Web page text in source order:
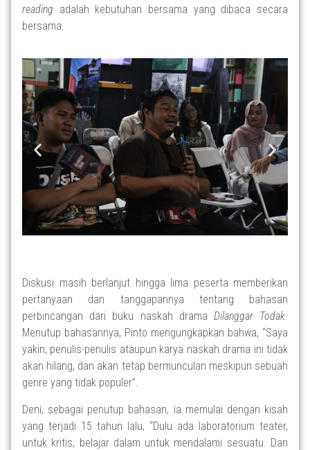
reading adalah kebutuhan bersama yang dibaca secara
bersama.
Diskusi masih berlanjut hingga lima peserta memberikan
pertanyaan dan tanggapannya tentang bahasan
perbincangan dari buku naskah drama Dilanggar Todak.
Menutup bahasannya, Pinto mengungkapkan bahwa, “Saya
yakin, penulis-penulis ataupun karya naskah drama ini tidak
akan hilang, dan akan tetap bermunculan meskipun sebuah
genre yang tidak populer”.
Deni, sebagai penutup bahasan, ia memulai dengan kisah
yang terjadi 15 tahun lalu, “Dulu ada laboratorium teater,
untuk kritis, belajar dalam untuk mendalami sesuatu. Dan